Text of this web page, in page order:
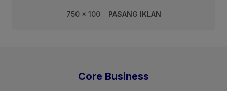
750 x 100 PASANG IKLAN
Core Business